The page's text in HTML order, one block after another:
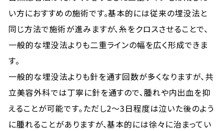
い方におすすめの施術です。基本的には従来の埋没法と
同じ方法で施術が進みますが、糸をクロスさせることで、
一般的な埋没法よりも二重ラインの幅を広く形成できま
す。
一般的な埋没法よりも針を通す回数が多くなりますが、共
立美容外科では丁寧に針を通すので、腫れや内出血を抑
えることが可能です。ただし2〜3日程度は泣いた後のよう
に腫れることがありますが、基本的には徐々に治まってい